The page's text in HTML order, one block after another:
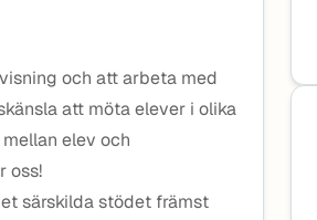
och att arbeta med
att möta elever i olika
elev och
oss!
särskilda stödet främst